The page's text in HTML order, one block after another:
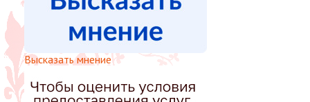
Высказать мнение